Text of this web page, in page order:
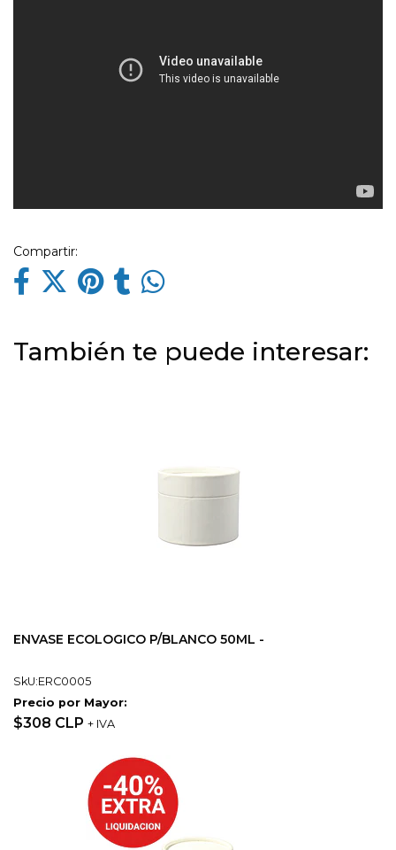
Compartir:
También te puede interesar:
ENVASE ECOLOGICO P/BLANCO 50ML -
SkU:ERC0005
Precio por Mayor:
$308 CLP + IVA